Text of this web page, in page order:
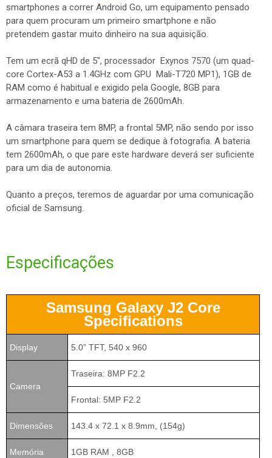
smartphones a correr Android Go, um equipamento pensado
para quem procuram um primeiro smartphone e não
pretendem gastar muito dinheiro na sua aquisição.
Tem um ecrã qHD de 5", processador Exynos 7570 (um quad-
core Cortex-A53 a 1.4GHz com GPU Mali-T720 MP1), 1GB de
RAM como é habitual e exigido pela Google, 8GB para
armazenamento e uma bateria de 2600mAh.
A câmara traseira tem 8MP, a frontal 5MP, não sendo por isso
um smartphone para quem se dedique à fotografia. A bateria
tem 2600mAh, o que pare este hardware deverá ser suficiente
para um dia de autonomia.
Quanto a preços, teremos de aguardar por uma comunicação
oficial de Samsung.
Especificações
Samsung Galaxy J2 Core
Specifications
Display 5.0” TFT, 540 x 960
Camera
Traseira: 8MP F2.2
Frontal: 5MP F2.2
Dimensões 143.4 x 72.1 x 8.9mm, (154g)
Memória 1GB RAM , 8GB